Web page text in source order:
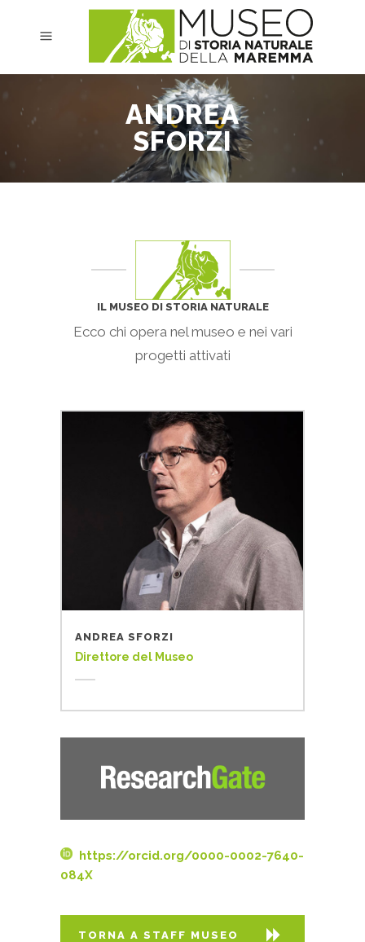
ANDREA
SFORZI
IL MUSEO DI STORIA NATURALE
Ecco chi opera nel museo e nei vari
progetti attivati
ANDREA SFORZI
Direttore del Museo
https://orcid.org/0000-0002-7640-
084X
TORNA A STAFF MUSEO